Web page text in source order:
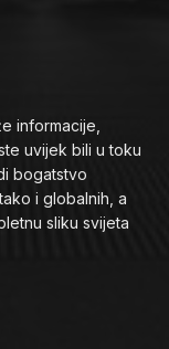
informacije,
uvijek bili u toku
bogatstvo
i globalnih, a
sliku svijeta